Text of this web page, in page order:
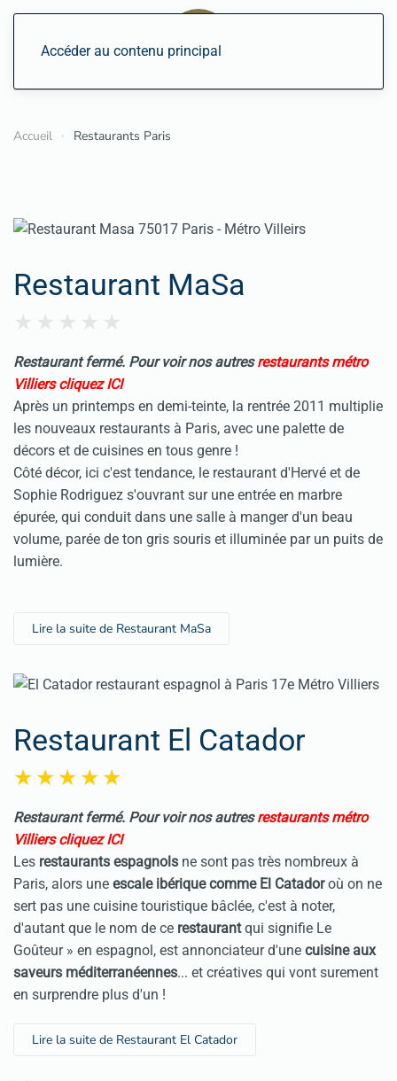
Accéder au contenu principal
Accueil Restaurants Paris
Restaurant MaSa
Restaurant fermé. Pour voir nos autresrestaurants métro
Villiers cliquez ICI
Après un printemps en demi-teinte, la rentrée 2011 multiplie
les nouveaux restaurants à Paris, avec une palette de
décors et de cuisines en tous genre !
Côté décor, ici c'est tendance, le restaurant d'Hervé et de
Sophie Rodriguez s'ouvrant sur une entrée en marbre
épurée, qui conduit dans une salle à manger d'un beau
volume, parée de ton gris souris et illuminée par un puits de
lumière.
Lire la suite de Restaurant MaSa
Restaurant El Catador
Restaurant fermé. Pour voir nos autresrestaurants métro
Villiers cliquez ICI
Les restaurants espagnols ne sont pas très nombreux à
Paris, alors une escale ibérique comme El Catadoroù on ne
sert pas une cuisine touristique bâclée, c'est à noter,
d'autant que le nom de ce restaurantqui signifie Le
Goûteur » en espagnol, est annonciateur d'une cuisine aux
saveurs méditerranéennes... et créatives qui vont surement
en surprendre plus d'un !
Lire la suite de Restaurant El Catador